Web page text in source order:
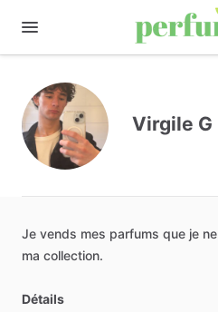
Virgile G
Je vends mes parfums que je ne
ma collection.
Détails